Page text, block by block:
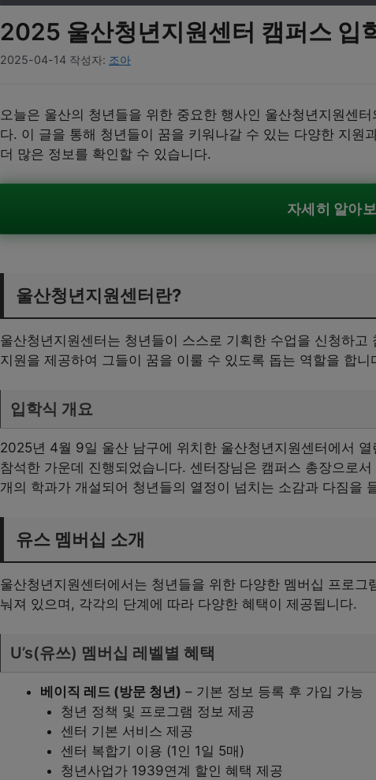
2025 울산청년지원센터 캠퍼스 입
2025-04-14 작성자: 조아
오늘은 울산의 청년들을 위한 중요한 행사인 울산청년지원센
다. 이 글을 통해 청년들이 꿈을 키워나갈 수 있는 다양한 지원
더 많은 정보를 확인할 수 있습니다.
자세히 알아
울산청년지원센터란?
울산청년지원센터는 청년들이 스스로 기획한 수업을 신청하
지원을 제공하여 그들이 꿈을 이룰 수 있도록 돕는 역할을 합니
입학식 개요
2025년 4월 9일 울산 남구에 위치한 울산청년지원센터에서
참석한 가운데 진행되었습니다. 센터장님은 캠퍼스 총장으로
개의 학과가 개설되어 청년들의 열정이 넘치는 소감과 다짐을
유스 멤버십 소개
울산청년지원센터에서는 청년들을 위한 다양한 멤버십 프로
눠져 있으며, 각각의 단계에 따라 다양한 혜택이 제공됩니다.
U’s(유쓰) 멤버십 레벨별 혜택
베이직 레드 (방문 청년) – 기본 정보 등록 후 가입 가능
청년 정책 및 프로그램 정보 제공
센터 기본 서비스 제공
센터 복합기 이용 (1인 1일 5매)
청년사업가 1939연계 할인 혜택 제공